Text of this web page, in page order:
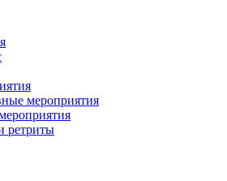
мероприятия
ретриты